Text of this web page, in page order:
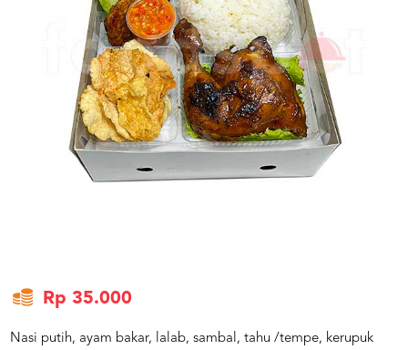
CONDITIONS
Rp 35.000
Nasi putih, ayam bakar, lalab, sambal, tahu /tempe, kerupuk